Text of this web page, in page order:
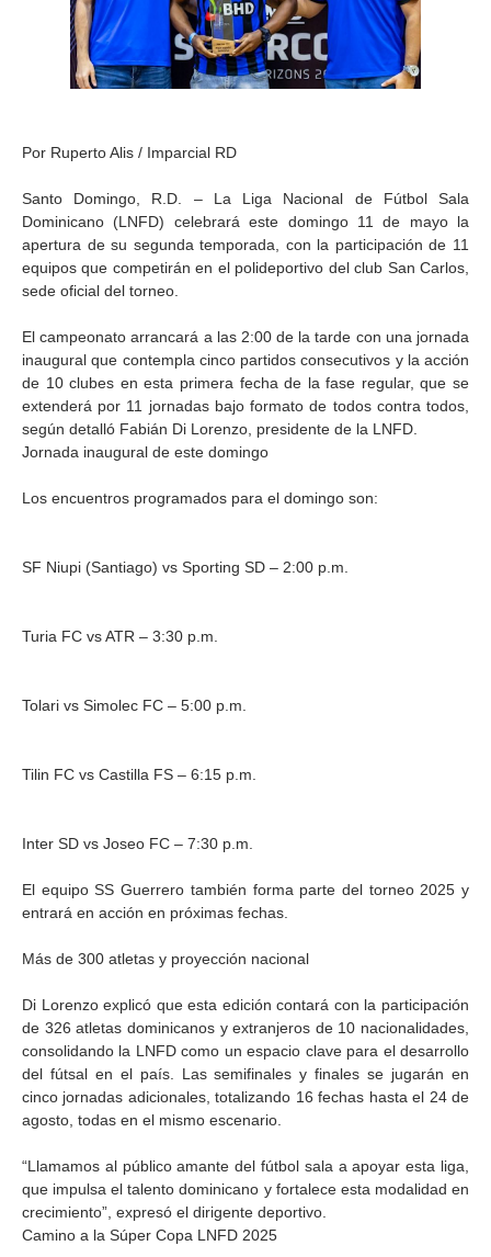
Por Ruperto Alis / Imparcial RD
Santo Domingo, R.D. – La Liga Nacional de Fútbol Sala
Dominicano (LNFD) celebrará este domingo 11 de mayo la
apertura de su segunda temporada, con la participación de 11
equipos que competirán en el polideportivo del club San Carlos,
sede oficial del torneo.
El campeonato arrancará a las 2:00 de la tarde con una jornada
inaugural que contempla cinco partidos consecutivos y la acción
de 10 clubes en esta primera fecha de la fase regular, que se
extenderá por 11 jornadas bajo formato de todos contra todos,
según detalló Fabián Di Lorenzo, presidente de la LNFD.
Jornada inaugural de este domingo
Los encuentros programados para el domingo son:
SF Niupi (Santiago) vs Sporting SD – 2:00 p.m.
Turia FC vs ATR – 3:30 p.m.
Tolari vs Simolec FC – 5:00 p.m.
Tilin FC vs Castilla FS – 6:15 p.m.
Inter SD vs Joseo FC – 7:30 p.m.
El equipo SS Guerrero también forma parte del torneo 2025 y
entrará en acción en próximas fechas.
Más de 300 atletas y proyección nacional
Di Lorenzo explicó que esta edición contará con la participación
de 326 atletas dominicanos y extranjeros de 10 nacionalidades,
consolidando la LNFD como un espacio clave para el desarrollo
del fútsal en el país. Las semifinales y finales se jugarán en
cinco jornadas adicionales, totalizando 16 fechas hasta el 24 de
agosto, todas en el mismo escenario.
“Llamamos al público amante del fútbol sala a apoyar esta liga,
que impulsa el talento dominicano y fortalece esta modalidad en
crecimiento”, expresó el dirigente deportivo.
Camino a la Súper Copa LNFD 2025